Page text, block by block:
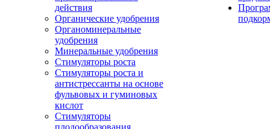
действия
Органические удобрения
Органоминеральные
удобрения
Минеральные удобрения
Стимуляторы роста
Стимуляторы роста и
антистрессанты на основе
фульвовых и гуминовых
кислот
Стимуляторы
плодообразования,